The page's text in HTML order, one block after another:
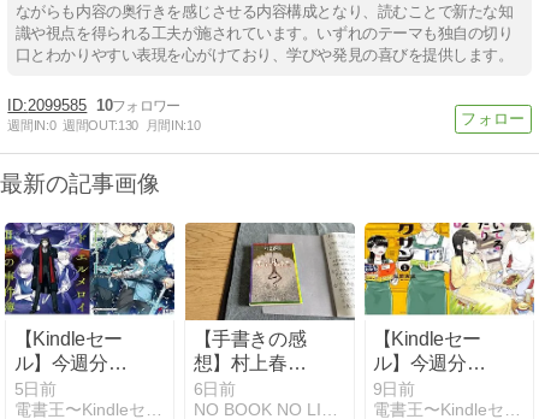
ながらも内容の奥行きを感じさせる内容構成となり、読むことで新たな知
識や視点を得られる工夫が施されています。いずれのテーマも独自の切り
口とわかりやすい表現を心がけており、学びや発見の喜びを提供します。
2099585 10
週間IN:0 週間OUT:130 月間IN:10
最新の記事画像
【Kindleセー
ル】今週分
(8/4～)のフェ
ア一覧!!
5日前
【手書きの感
想】村上春樹
『東京奇譚
集』の世界観
6日前
【Kindleセー
ル】今週分
(7/31～)のフェ
ア一覧!!無料～
9日前